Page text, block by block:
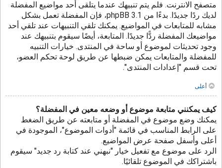
متصفح الانترنت. فلم يتم تنبيهك عندما يتلقى أحد مواضيع المفضلة
لديك ردًا جديدًا. بدءًا من phpBB 3.1، فإن المفضلة تعمل بشكل
مشابه للمتابعات في المواضيع. يمكنك تلقي التنبيهات عند تلقي أحد
مواضيعك المفضلة ردًّا جديدًا. المتابعة، أيضًا سيقوم بتنبيهك عند
وجود تحديثات لموضوع أو ساحة في المنتدى. خيارات التنبيه
للمفضلة والمتابعات يمكن ضبطها عن طريق لوحة تحكم العضو،
تحت قسم "إعدادات المنتدى".
أعلى
كيف يمكنني متابعة موضوع أو وضعه معين في المفضلة؟
يمكنك وضع موضوع في المفضلة أو متابعته عن طريق الضغط
على الرابط المناسب في قائمة "أدوات الموضوع"، الموجودة في
أعلى وأسفل صفحة عرض المواضيع.
الرد على موضوع مع تفعيل خيار "نبهني عند كتابة رد جديد" سيقوم
باشتراكك في الموضوع تلقائيًا.